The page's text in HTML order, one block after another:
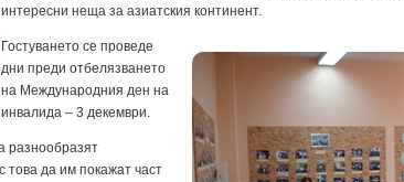
интересни неща за азиатския континент.
Гостуването се проведе
дни преди отбелязването
на Международния ден на
инвалида – 3 декември.
разнообразят
това да им покажат част